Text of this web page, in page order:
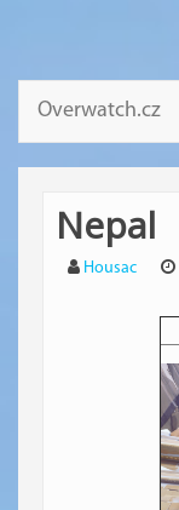
Overwatch.cz
Nepal
Housac